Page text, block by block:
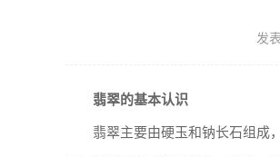
发
翡翠的基本认识
翡翠主要由硬玉和钠长石组成